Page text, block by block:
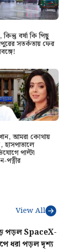
বর্ষা কি পিছু
সতর্কতায় ফের
আমরা কোথায়
হাসপাতালে
পাল্টা
পত্নীর
View All
পড়ল SpaceX-
ধরা পড়ল দৃশ্য